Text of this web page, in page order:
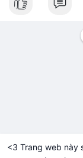
<3 Trang web này